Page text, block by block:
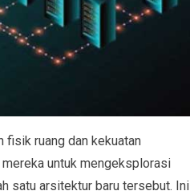
fisik ruang dan kekuatan
untuk mengeksplorasi
satu arsitektur baru tersebut. Ini